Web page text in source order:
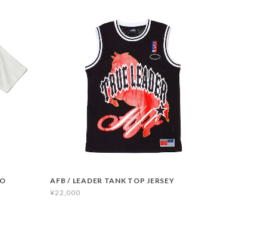
AFB / LEADER TANK TOP JERSEY
¥22,000